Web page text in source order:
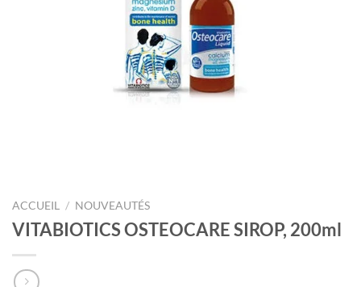
ACCUEIL / NOUVEAUTÉS
VITABIOTICS OSTEOCARE SIROP, 200ml